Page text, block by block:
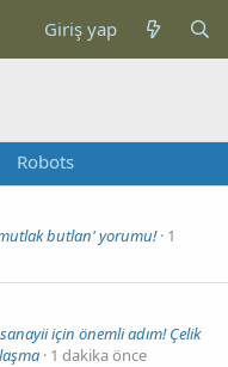
Giriş yap
Robots
butlan' yorumu! 1
için önemli adım! Çelik
1 dakika önce